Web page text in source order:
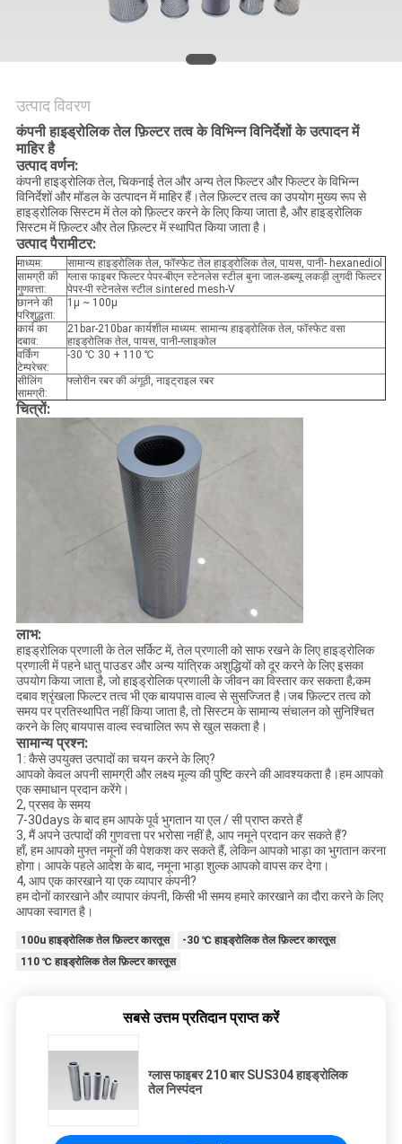
उत्पाद विवरण
कंपनी हाइड्रोलिक तेल फ़िल्टर तत्व के विभिन्न विनिर्देशों के उत्पादन में
माहिर है
उत्पाद वर्णन:
कंपनी हाइड्रोलिक तेल, चिकनाई तेल और अन्य तेल फिल्टर और फिल्टर के विभिन्न
विनिर्देशों और मॉडल के उत्पादन में माहिर हैं।तेल फ़िल्टर तत्व का उपयोग मुख्य रूप से
हाइड्रोलिक सिस्टम में तेल को फ़िल्टर करने के लिए किया जाता है, और हाइड्रोलिक
सिस्टम में फ़िल्टर और तेल फ़िल्टर में स्थापित किया जाता है।
उत्पाद पैरामीटर:
माध्यम:
सामान्य हाइड्रोलिक तेल, फॉस्फेट तेल हाइड्रोलिक तेल, पायस, पानी- hexanediol
सामग्री की
गुणवत्ता:
ग्लास फाइबर फिल्टर पेपर-बीएन स्टेनलेस स्टील बुना जाल-डब्ल्यू लकड़ी लुगदी फिल्टर
पेपर-पी स्टेनलेस स्टील sintered mesh-V
छानने की
परिशुद्धता:
1μ ~ 100μ
कार्य का
दबाव:
21bar-210bar कार्यशील माध्यम: सामान्य हाइड्रोलिक तेल, फॉस्फेट वसा
हाइड्रोलिक तेल, पायस, पानी-ग्लाइकोल
वर्किंग
टेम्परेचर:
-30 ℃ 30 + 110 ℃
सीलिंग
सामग्री:
फ्लोरीन रबर की अंगूठी, नाइट्राइल रबर
चित्रों:
लाभ:
हाइड्रोलिक प्रणाली के तेल सर्किट में, तेल प्रणाली को साफ रखने के लिए हाइड्रोलिक
प्रणाली में पहने धातु पाउडर और अन्य यांत्रिक अशुद्धियों को दूर करने के लिए इसका
उपयोग किया जाता है, जो हाइड्रोलिक प्रणाली के जीवन का विस्तार कर सकता है;कम
दबाव श्रृंखला फिल्टर तत्व भी एक बायपास वाल्व से सुसज्जित है।जब फ़िल्टर तत्व को
समय पर प्रतिस्थापित नहीं किया जाता है, तो सिस्टम के सामान्य संचालन को सुनिश्चित
करने के लिए बायपास वाल्व स्वचालित रूप से खुल सकता है।
सामान्य प्रश्न:
1: कैसे उपयुक्त उत्पादों का चयन करने के लिए?
आपको केवल अपनी सामग्री और लक्ष्य मूल्य की पुष्टि करने की आवश्यकता है।हम आपको
एक समाधान प्रदान करेंगे।
2, प्रसव के समय
7-30days के बाद हम आपके पूर्व भुगतान या एल / सी प्राप्त करते हैं
3, मैं अपने उत्पादों की गुणवत्ता पर भरोसा नहीं है, आप नमूने प्रदान कर सकते हैं?
हाँ, हम आपको मुफ्त नमूनों की पेशकश कर सकते हैं, लेकिन आपको भाड़ा का भुगतान करना
होगा। आपके पहले आदेश के बाद, नमूना भाड़ा शुल्क आपको वापस कर देगा।
4, आप एक कारखाने या एक व्यापार कंपनी?
हम दोनों कारखाने और व्यापार कंपनी, किसी भी समय हमारे कारखाने का दौरा करने के लिए
आपका स्वागत है।
100u हाइड्रोलिक तेल फ़िल्टर कारतूस
-30 ℃ हाइड्रोलिक तेल फ़िल्टर कारतूस
110 ℃ हाइड्रोलिक तेल फ़िल्टर कारतूस
सबसे उत्तम प्रतिदान प्राप्त करें
ग्लास फाइबर 210 बार SUS304 हाइड्रोलिक
तेल निस्पंदन